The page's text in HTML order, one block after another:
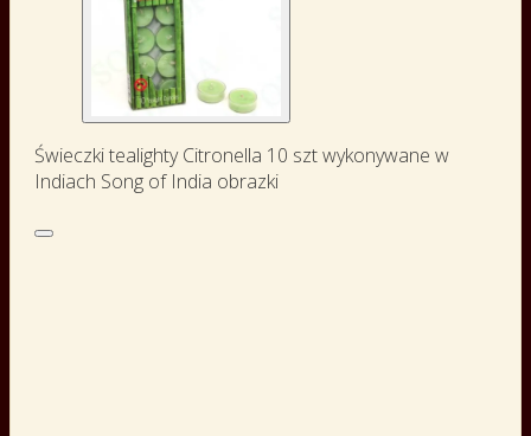
Świeczki tealighty Citronella 10 szt wykonywane w
Indiach Song of India obrazki